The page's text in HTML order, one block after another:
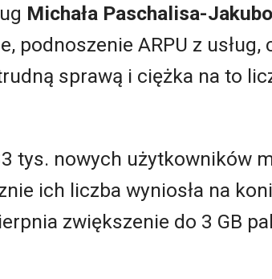
Michała Paschalisa-
podnoszenie ARPU z usług,
sprawą i ciężka na to
tys. nowych użytkowników
ich liczba wyniosła na
zwiększenie do 3 GB